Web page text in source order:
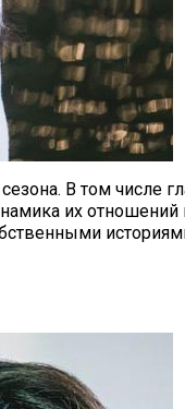
В том числе
их